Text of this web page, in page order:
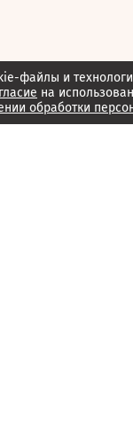
файлы и
на
обработки